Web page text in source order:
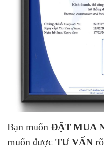
Bạn muốn ĐẶT MUA
muốn được TƯ VẤNrõ